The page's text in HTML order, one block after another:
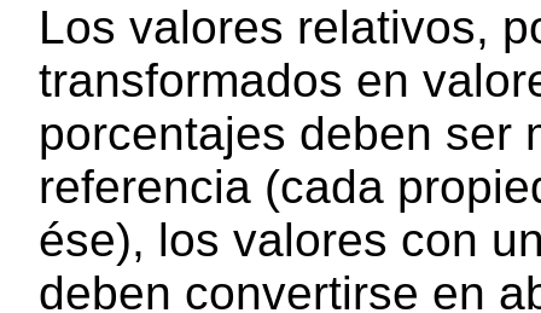
Los valores relativos,
transformados en
porcentajes deben ser
referencia (cada
ése), los valores con
deben convertirse en